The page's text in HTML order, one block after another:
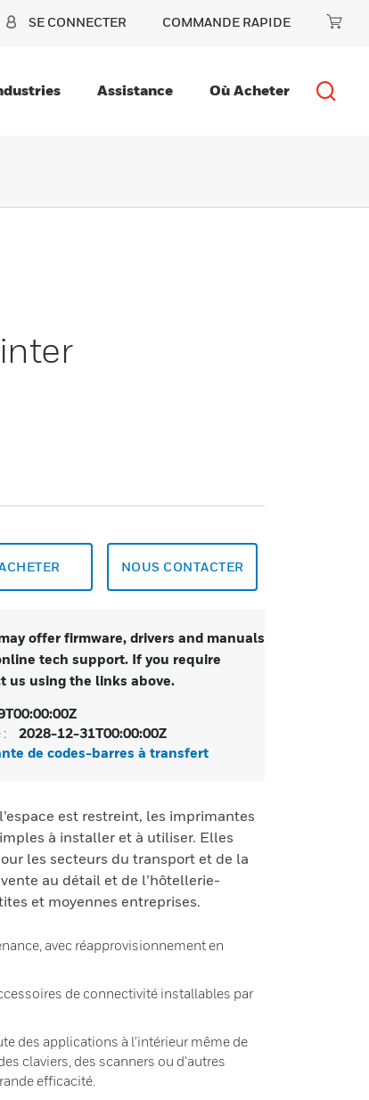
SE CONNECTER COMMANDE RAPIDE
Assistance Où Acheter
NOUS CONTACTER
offer firmware, drivers and manuals
tech support. If you require
us using the links above.
:
2028-12-31T00:00:00Z
de codes-barres à transfert
est restreint, les imprimantes
à installer et à utiliser. Elles
les secteurs du transport et de la
au détail et de l’hôtellerie-
et moyennes entreprises.
avec réapprovisionnement en
de connectivité installables par
des applications à l'intérieur même de
claviers, des scanners ou d'autres
efficacité.